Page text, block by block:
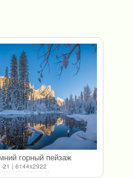
горный пейзаж
21 | 6144x2922